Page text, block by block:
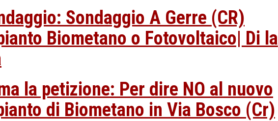
Sondaggio A Gerre (CR)
Biometano o Fotovoltaico| Di la
la petizione: Per dire NO al nuovo
di Biometano in Via Bosco (Cr)